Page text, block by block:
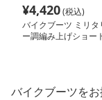
¥4,420(税込)
バイクブーツ ミリタ
ー調編み上げショー
バイクブーツを